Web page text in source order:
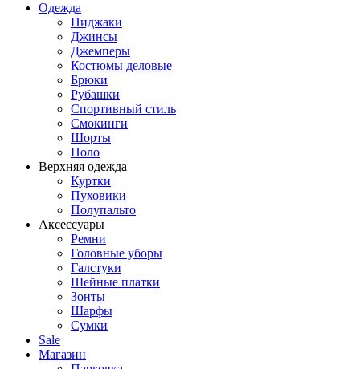
Одежда
Пиджаки
Джинсы
Джемперы
Костюмы деловые
Брюки
Рубашки
Спортивный стиль
Смокинги
Шорты
Поло
Верхняя одежда
Куртки
Пуховики
Полупальто
Аксессуары
Ремни
Головные уборы
Галстуки
Шейные платки
Зонты
Шарфы
Сумки
Sale
Магазин